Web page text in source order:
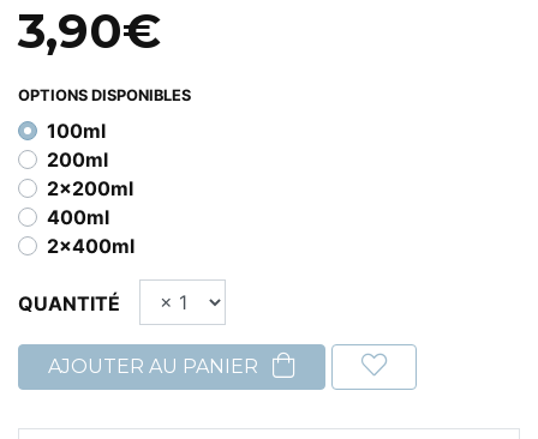
3,90€
OPTIONS DISPONIBLES
100ml
200ml
2x200ml
400ml
2x400ml
QUANTITÉ
AJOUTER AU PANIER